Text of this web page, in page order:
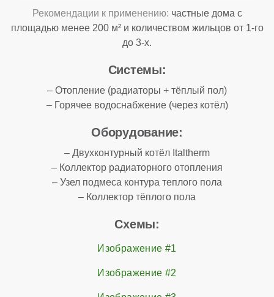
Рекомендации к применению: частные дома с
площадью менее 200 м² и количеством жильцов от 1-го
до 3-х.
Системы:
– Отопление (радиаторы + тёплый пол)
– Горячее водоснабжение (через котёл)
Оборудование:
– Двухконтурный котёл Italtherm
– Коллектор радиаторного отопления
– Узел подмеса контура теплого пола
– Коллектор тёплого пола
Схемы:
Изображение #1
Изображение #2